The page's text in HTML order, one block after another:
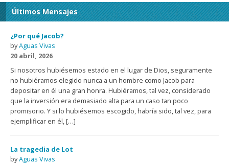
Últimos Mensajes
¿Por qué Jacob?
byAguas Vivas
20 abril, 2026
Si nosotros hubiésemos estado en el lugar de Dios, seguramente
no hubiéramos elegido nunca a un hombre como Jacob para
depositar en él una gran honra. Hubiéramos, tal vez, considerado
que la inversión era demasiado alta para un caso tan poco
promisorio. Y si lo hubiésemos escogido, habría sido, tal vez, para
ejemplificar en él, […]
La tragedia de Lot
byAguas Vivas